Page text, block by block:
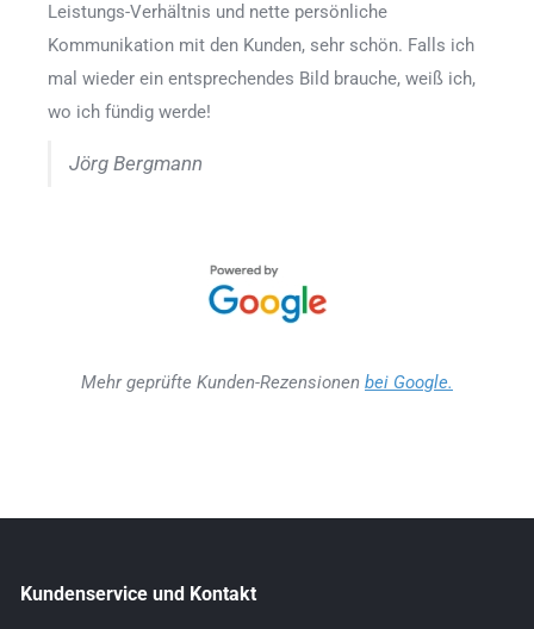
Leistungs-Verhältnis und nette persönliche
Kommunikation mit den Kunden, sehr schön. Falls ich
mal wieder ein entsprechendes Bild brauche, weiß ich,
wo ich fündig werde!
Jörg Bergmann
Mehr geprüfte Kunden-Rezensionen bei Google.
Kundenservice und Kontakt